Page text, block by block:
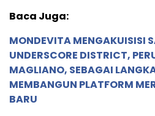
Baca Juga:
MONDEVITA MENGAKUISISI
UNDERSCORE DISTRICT,
MAGLIANO, SEBAGAI
MEMBANGUN PLATFORM
BARU